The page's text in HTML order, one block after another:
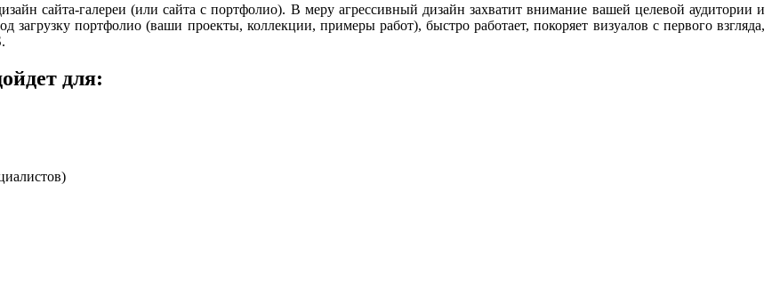
сайта-галереи (или сайта с портфолио). В меру агрессивный дизайн захватит внимание вашей целевой аудитории и
загрузку портфолио (ваши проекты, коллекции, примеры работ), быстро работает, покоряет визуалов с первого взгляда,
для: